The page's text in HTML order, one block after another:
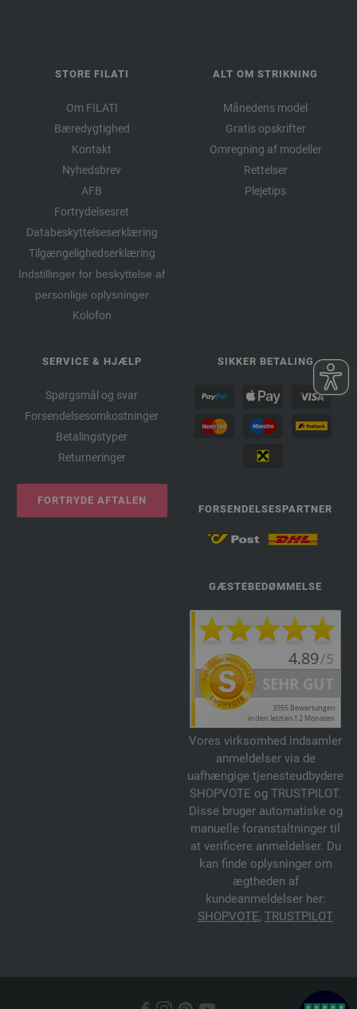
STORE FILATI
Om FILATI
Bæredygtighed
Kontakt
Nyhedsbrev
AFB
Fortrydelsesret
Databeskyttelseserklæring
Tilgængelighedserklæring
Indstillinger for beskyttelse af
personlige oplysninger
Kolofon
ALT OM STRIKNING
Månedens model
Gratis opskrifter
Omregning af modeller
Rettelser
Plejetips
SERVICE & HJÆLP
Spørgsmål og svar
Forsendelsesomkostninger
Betalingstyper
Returneringer
FORTRYDE AFTALEN
SIKKER BETALING
FORSENDELSESPARTNER
GÆSTEBEDØMMELSE
Vores virksomhed indsamler
anmeldelser via de
uafhængige tjenesteudbydere
SHOPVOTE og TRUSTPILOT.
Disse bruger automatiske og
manuelle foranstaltninger til
at verificere anmeldelser. Du
kan finde oplysninger om
ægtheden af
kundeanmeldelser her:
SHOPVOTE, TRUSTPILOT